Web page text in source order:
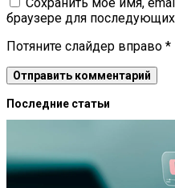
браузере для
Потяните слайдер вправо *
Последние статьи